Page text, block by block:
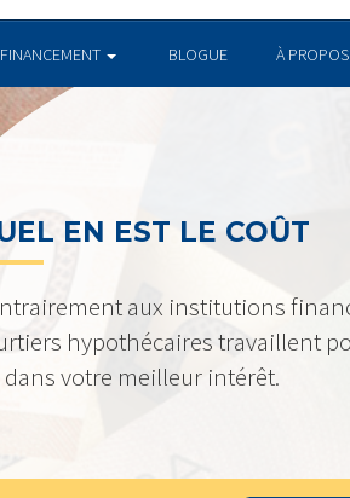
BLOGUE À PROPOS
EN EST LE COÛT
aux institutions
hypothécaires travaillent
dans votre meilleur intérêt.